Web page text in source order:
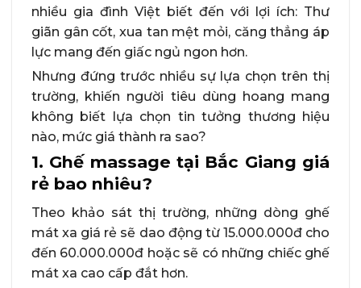
nhiều gia đình Việt biết đến với lợi ích: Thư
giãn gân cốt, xua tan mệt mỏi, căng thẳng áp
lực mang đến giấc ngủ ngon hơn.
Nhưng đứng trước nhiều sự lựa chọn trên thị
trường, khiến người tiêu dùng hoang mang
không biết lựa chọn tin tưởng thương hiệu
nào, mức giá thành ra sao?
1. Ghế massage tại Bắc Giang giá
rẻ bao nhiêu?
Theo khảo sát thị trường, những dòng ghế
mát xa giá rẻ sẽ dao động từ 15.000.000đ cho
đến 60.000.000đ hoặc sẽ có những chiếc ghế
mát xa cao cấp đắt hơn.